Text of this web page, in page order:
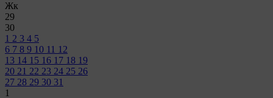
Жк
29
30
1 2 3 4 5
6 7 8 9 10 11 12
13 14 15 16 17 18 19
20 21 22 23 24 25 26
27 28 29 30 31
1